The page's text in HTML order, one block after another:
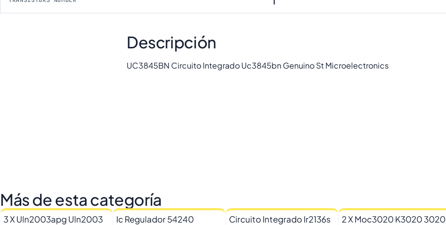
Descripción
UC3845BN Circuito Integrado Uc3845bn Genuino St Microelectronics
Más de esta categoría
3 X Uln2003apg Uln2003
Ic Regulador 54240
Circuito Integrado Ir2136s
2 X Moc3020 K3020 3020